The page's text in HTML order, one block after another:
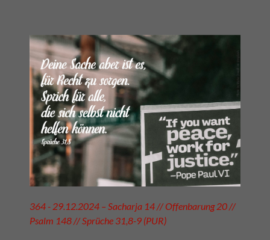
364 - 29.12.2024 – Sacharja 14 // Offenbarung 20 //
Psalm 148 // Sprüche 31,8-9 (PUR)